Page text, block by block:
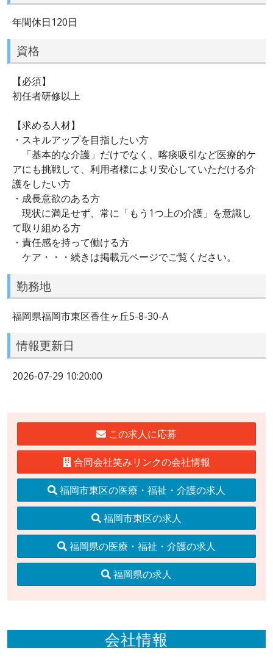
年間休日120日
資格
【必須】
初任者研修以上
【求める人材】
・スキルアップを目指したい方
「基本的な介護」だけでなく、喀痰吸引など医療的ケ
アにも挑戦して、利用者様により安心していただける介
護をしたい方
・成長意欲のある方
現状に満足せず、常に「もう1つ上の介護」を意識し
て取り組める方
・責任感を持って働ける方
ケア・・・続きは掲載元ページでご覧ください。
勤務地
福岡県福岡市東区香住ヶ丘5-8-30-A
情報更新日
2026-07-29 10:20:00
この求人に応募
合同会社笑みリンクの会社情報
福岡市東区の医療・福祉・介護の求人
福岡市東区の求人
福岡県の医療・福祉・介護の求人
福岡県の求人
会社情報